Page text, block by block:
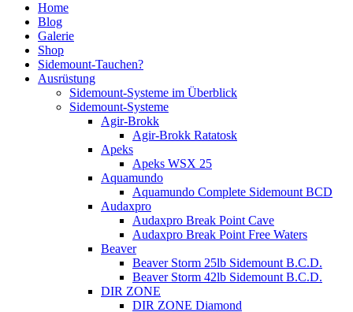
Home
Blog
Galerie
Shop
Sidemount-Tauchen?
Ausrüstung
Sidemount-Systeme im Überblick
Sidemount-Systeme
Agir-Brokk
Agir-Brokk Ratatosk
Apeks
Apeks WSX 25
Aquamundo
Aquamundo Complete Sidemount BCD
Audaxpro
Audaxpro Break Point Cave
Audaxpro Break Point Free Waters
Beaver
Beaver Storm 25lb Sidemount B.C.D.
Beaver Storm 42lb Sidemount B.C.D.
DIR ZONE
DIR ZONE Diamond